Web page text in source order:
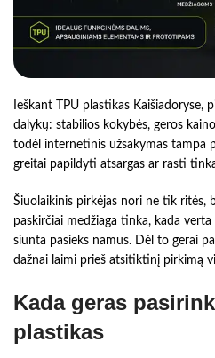
Ieškant TPU plastikas Kaišiadoryse,
dalykų: stabilios kokybės, geros
todėl internetinis užsakymas tampa
greitai papildyti atsargas ar rasti
Šiuolaikinis pirkėjas nori ne tik ritės,
paskirčiai medžiaga tinka, kada
siunta pasieks namus. Dėl to gerai
dažnai laimi prieš atsitiktinį pirkimą
Kada geras
plastikas